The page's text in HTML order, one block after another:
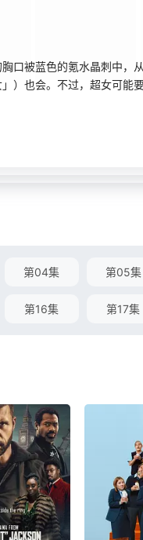
被蓝色的氪水晶刺中，
）也会。不过，超女可能
第04集 第05集
第16集 第17集